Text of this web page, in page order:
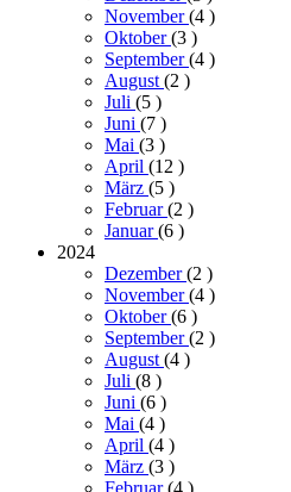
November(4 )
Oktober(3 )
September(4 )
August (2 )
Juli (5 )
Juni (7 )
Mai (3 )
April (12 )
März (5 )
Februar(2 )
Januar(6 )
2024
Dezember(2 )
November(4 )
Oktober(6 )
September(2 )
August (4 )
Juli (8 )
Juni (6 )
Mai (4 )
April (4 )
März (3 )
Februar(4 )